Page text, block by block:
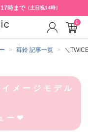
17時まで（土日祝14時）
苺鈴 記事一覧 ＼
メージモデル
ー❤︎
0